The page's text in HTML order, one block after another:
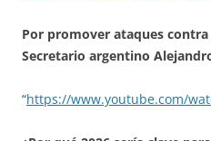
Por promover ataques
Secretario argentino
“https://www.youtube.com/